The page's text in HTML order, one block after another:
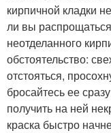
кирпичной кладки
ли вы
неотделанного
обстоятельство:
отстояться,
бросайтесь ее
получить на ней
краска быстро